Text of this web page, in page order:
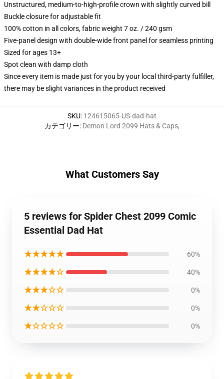
Unstructured, medium-to-high-profile crown with slightly curved bill
Buckle closure for adjustable fit
100% cotton in all colors, fabric weight 7 oz. / 240 gsm
Five-panel design with double-wide front panel for seamless printing
Sized for ages 13+
Spot clean with damp cloth
Since every item is made just for you by your local third-party fulfiller,
there may be slight variances in the product received
SKU: 124615065-US-dad-hat
カテゴリー: Demon Lord 2099 Hats & Caps,
What Customers Say
5 reviews for Spider Chest 2099 Comic
Essential Dad Hat
★★★★★ 60%
★★★★☆ 40%
★★★☆☆ 0%
★★☆☆☆ 0%
★☆☆☆☆ 0%